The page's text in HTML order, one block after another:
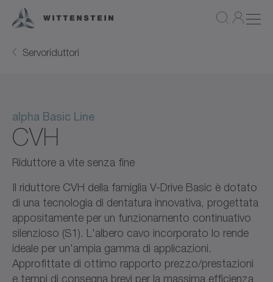
Servoriduttori
alpha Basic Line
CVH
Riduttore a vite senza fine
Il riduttore CVH della famiglia V-Drive Basic è dotato
di una tecnologia di dentatura innovativa, progettata
appositamente per un funzionamento continuativo
silenzioso (S1). L'albero cavo incorporato lo rende
ideale per un'ampia gamma di applicazioni.
Approfittate di ottimo rapporto prezzo/prestazioni
e tempi di consegna brevi per la massima efficienza